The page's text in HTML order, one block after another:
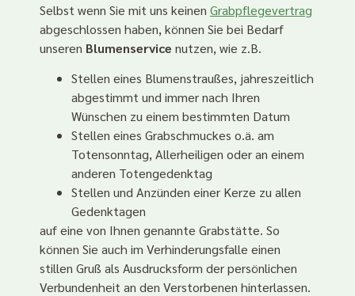
Selbst wenn Sie mit uns keinen Grabpflegevertrag
abgeschlossen haben, können Sie bei Bedarf
unseren Blumenservice nutzen, wie z.B.
Stellen eines Blumenstraußes, jahreszeitlich
abgestimmt und immer nach Ihren
Wünschen zu einem bestimmten Datum
Stellen eines Grabschmuckes o.ä. am
Totensonntag, Allerheiligen oder an einem
anderen Totengedenktag
Stellen und Anzünden einer Kerze zu allen
Gedenktagen
auf eine von Ihnen genannte Grabstätte. So
können Sie auch im Verhinderungsfalle einen
stillen Gruß als Ausdrucksform der persönlichen
Verbundenheit an den Verstorbenen hinterlassen.